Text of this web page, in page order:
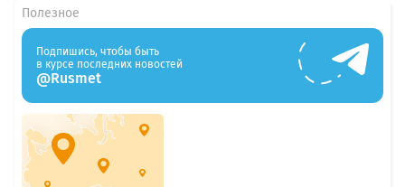
Полезное
Подпишись, чтобы быть
в курсе последних новостей
@Rusmet